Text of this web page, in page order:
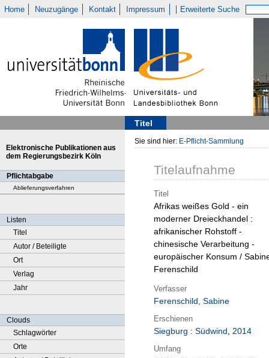
Home Neuzugänge Kontakt Impressum Erweiterte Suche
Titel
Elektronische Publikationen aus
dem Regierungsbezirk Köln
Pflichtabgabe
Ablieferungsverfahren
Listen
Titel
Autor / Beteiligte
Ort
Verlag
Jahr
Clouds
Schlagwörter
Orte
Sie sind hier: E-Pflicht-Sammlung
Titelaufnahme
Titel
Afrikas weißes Gold - ein
moderner Dreieckhandel :
afrikanischer Rohstoff -
chinesische Verarbeitung -
europäischer Konsum /
Ferenschild
Verfasser
Ferenschild, Sabine
Erschienen
Siegburg : Südwind, 2014
Umfang